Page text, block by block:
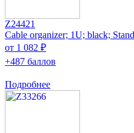
Z24421
Cable organizer; 1U; black;
от 1 082 ₽
+487 баллов
Подробнее